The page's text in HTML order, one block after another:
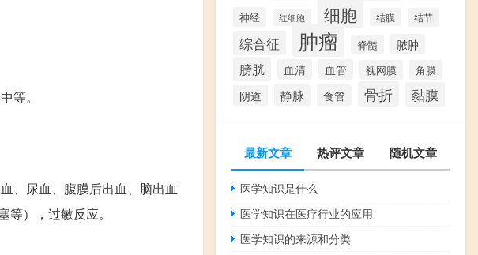
等。
、尿血、腹膜后出血、脑出血
），过敏反应。
神经 红细胞 细胞 结膜 结节
综合征 肿瘤 脊髓 脓肿
膀胱 血清 血管 视网膜 角膜
阴道 静脉 食管 骨折 黏膜
最新文章 热评文章 随机文章
医学知识是什么
医学知识在医疗行业的应用
医学知识的来源和分类